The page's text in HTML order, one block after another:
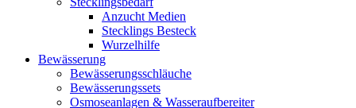
Anzucht Medien
Stecklings Besteck
Wurzelhilfe
Bewässerung
Bewässerungsschläuche
Bewässerungssets
Osmoseanlagen & Wasseraufbereiter